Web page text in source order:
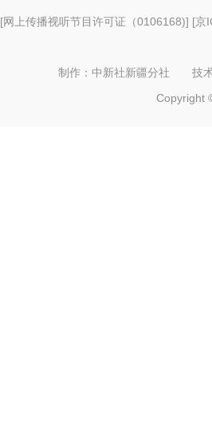
[网上传播视听节目许可证（0106168)] [京
制作：中新社新疆分社 技
Copyright